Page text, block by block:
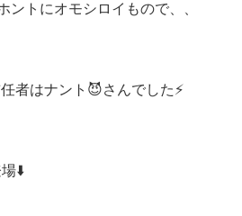
ントにオモシロイもので、、
者はナント😈さんでした⚡️
⬇️